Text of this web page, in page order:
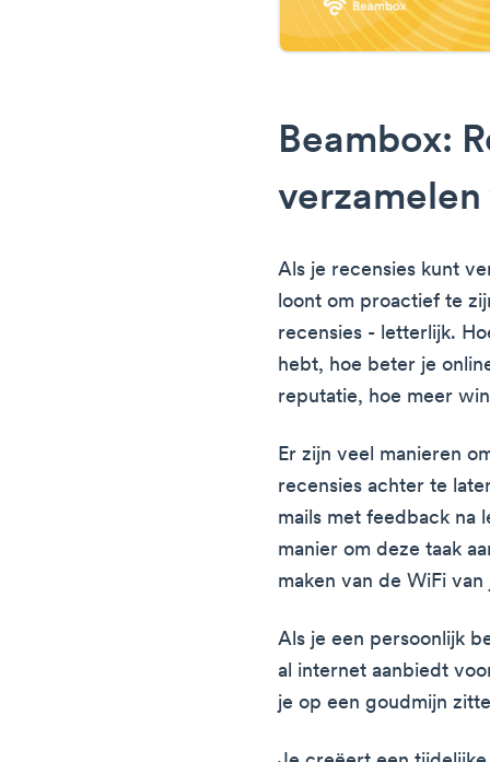
Beambox:
Als je recensies kunt
loont om proactief te
recensies - letterlijk.
hebt, hoe beter je
reputatie, hoe meer
Er zijn veel manieren
recensies achter te
mails met feedback na
manier om deze taak
maken van de WiFi van
Als je een persoonlijk
al internet aanbiedt
je op een goudmijn